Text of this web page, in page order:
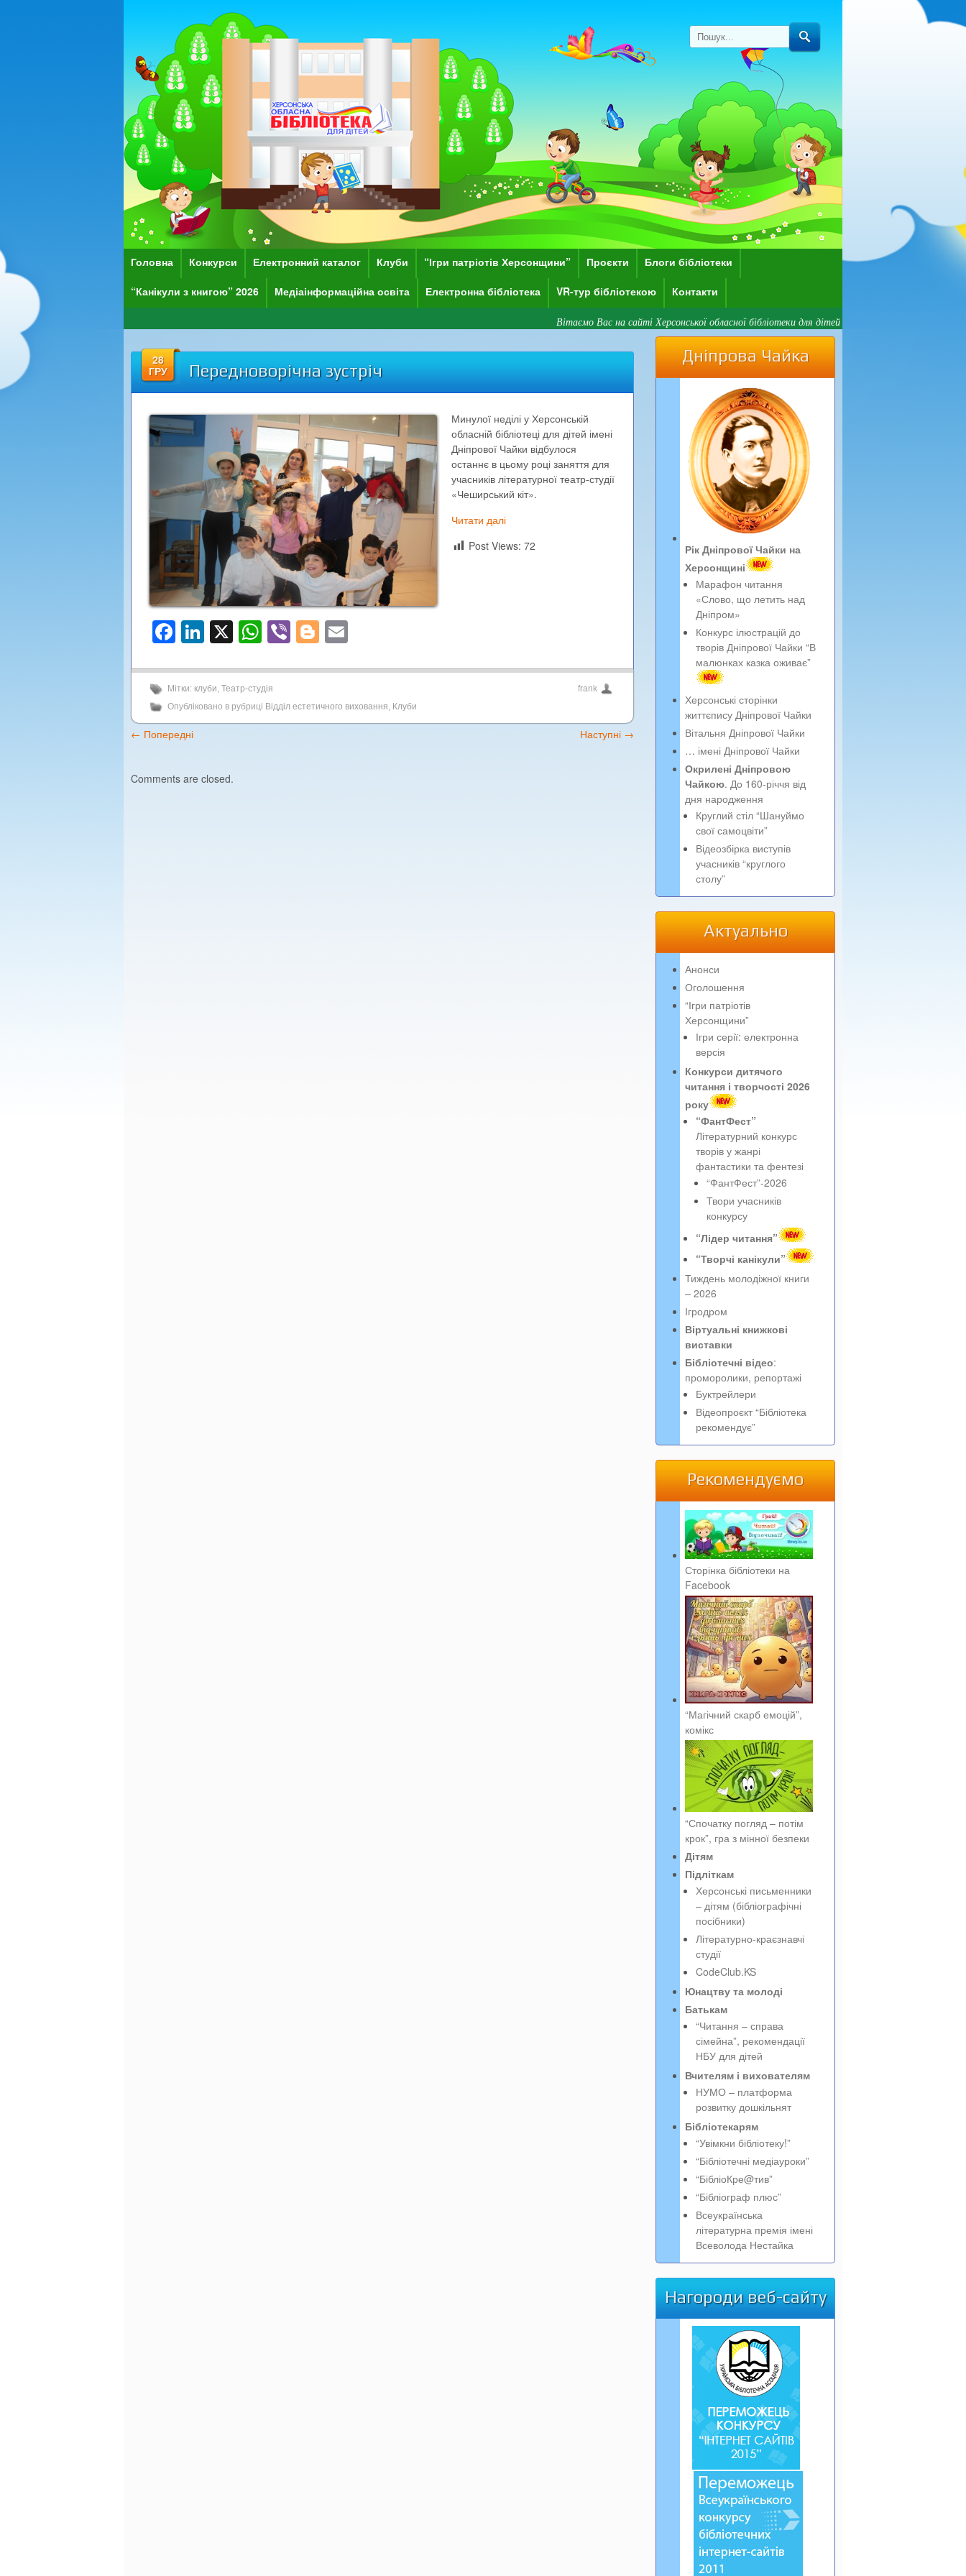
Головна Конкурси Електронний каталог Клуби “Ігри патріотів Херсонщини” Проєкти Блоги бібліотеки
“Канікули з книгою” 2026 Медіаінформаційна освіта Електронна бібліотека VR-тур бібліотекою Контакти
Вітаємо Вас на сайті Херсонської обласної бібліотеки для дітей імені Дніпрової Чайки! Зверніть увагу:
28
ГРУ
Передноворічна зустріч
Минулої неділі у Херсонській
обласній бібліотеці для дітей імені
Дніпрової Чайки відбулося
останнє в цьому році заняття для
учасників літературної театр-студії
«Чеширський кіт».
Читати далі
Post Views: 72
Facebook
LinkedIn
X WhatsApp
ViberBlogger
Мітки: клуби, Театр-студія
Опубліковано в рубриці Відділ естетичного виховання, Клуби
frank
← Попередні Наступні →
Comments are closed.
Дніпрова Чайка
Рік Дніпрової Чайки на
Херсонщині
Марафон читання
«Слово, що летить над
Дніпром»
Конкурс ілюстрацій до
творів Дніпрової Чайки “В
малюнках казка оживає”
Херсонські сторінки
життєпису Дніпрової Чайки
Вітальня Дніпрової Чайки
… імені Дніпрової Чайки
Окрилені Дніпровою
Чайкою. До 160-річчя від
дня народження
Круглий стіл “Шануймо
свої самоцвіти”
Відеозбірка виступів
учасників “круглого
столу”
Актуально
Анонси
Оголошення
“Ігри патріотів
Херсонщини”
Ігри серії: електронна
версія
Конкурси дитячого
читання і творчості 2026
року
“ФантФест”
Літературний конкурс
творів у жанрі
фантастики та фентезі
“ФантФест”-2026
Твори учасників
конкурсу
“Лідер читання”
“Творчі канікули”
Тиждень молодіжної книги
– 2026
Ігродром
Віртуальні книжкові
виставки
Бібліотечні відео:
проморолики, репортажі
Буктрейлери
Відеопроєкт “Бібліотека
рекомендує”
Рекомендуємо
Сторінка бібліотеки на
Facebook
“Магічний скарб емоцій”,
комікс
“Спочатку погляд – потім
крок”, гра з мінної безпеки
Дітям
Підліткам
Херсонські письменники
– дітям (бібліографічні
посібники)
Літературно-краєзнавчі
студії
CodeClub.KS
Юнацтву та молоді
Батькам
“Читання – справа
сімейна”, рекомендації
НБУ для дітей
Вчителям і вихователям
НУМО – платформа
розвитку дошкільнят
Бібліотекарям
“Увімкни бібліотеку!”
“Бібліотечні медіауроки”
“БібліоКре@тив”
“Бібліограф плюс”
Всеукраїнська
літературна премія імені
Всеволода Нестайка
Нагороди веб-сайту